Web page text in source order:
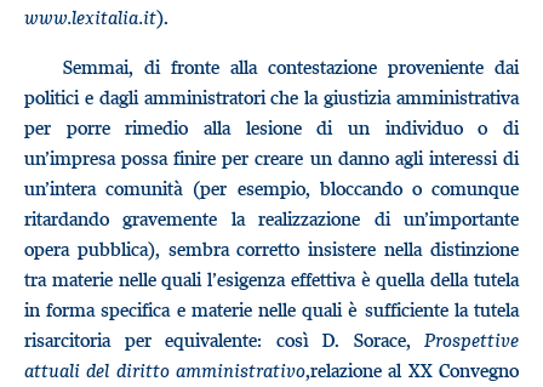
www.lexitalia.it).
Semmai, di fronte alla contestazione proveniente dai
politici e dagli amministratori che la giustizia amministrativa
per porre rimedio alla lesione di un individuo o di
un’impresa possa finire per creare un danno agli interessi di
un’intera comunità (per esempio, bloccando o comunque
ritardando gravemente la realizzazione di un’importante
opera pubblica), sembra corretto insistere nella distinzione
tra materie nelle quali l’esigenza effettiva è quella della tutela
in forma specifica e materie nelle quali è sufficiente la tutela
risarcitoria per equivalente: così D. Sorace, Prospettive
attuali del diritto amministrativo,relazione al XX Convegno